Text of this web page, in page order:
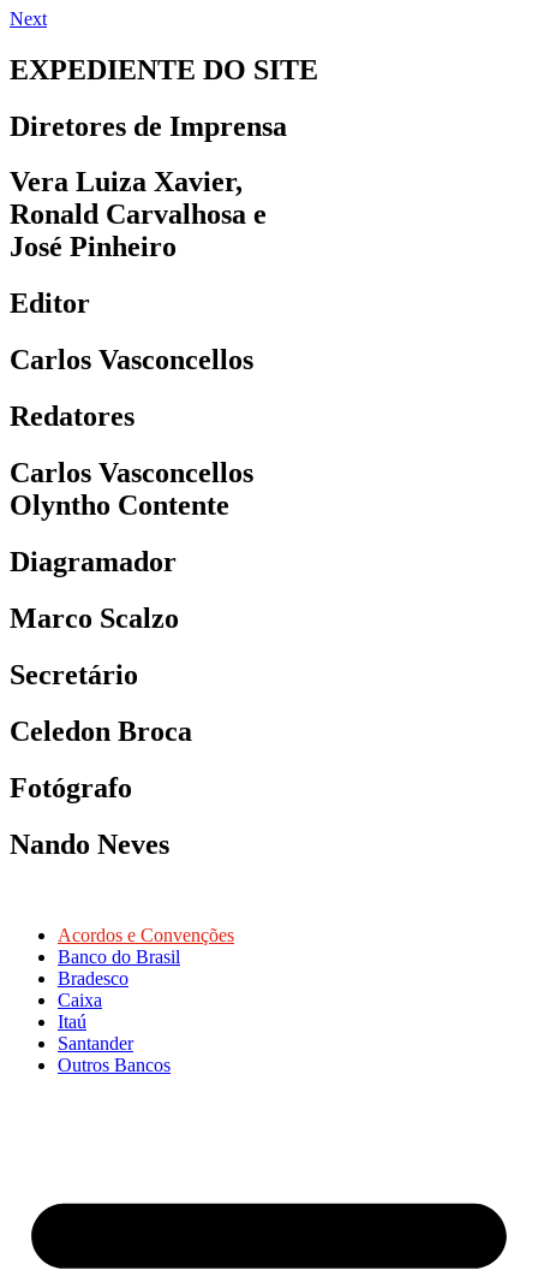
Next
EXPEDIENTE DO SITE
Diretores de Imprensa
Vera Luiza Xavier,
Ronald Carvalhosa e
José Pinheiro
Editor
Carlos Vasconcellos
Redatores
Carlos Vasconcellos
Olyntho Contente
Diagramador
Marco Scalzo
Secretário
Celedon Broca
Fotógrafo
Nando Neves
Acordos e Convenções
Banco do Brasil
Bradesco
Caixa
Itaú
Santander
Outros Bancos